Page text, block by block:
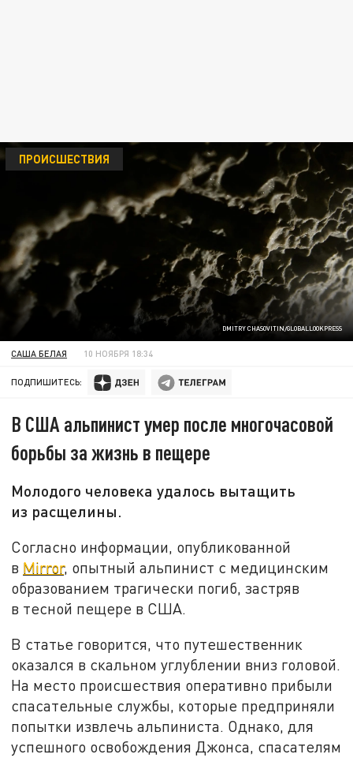
DMITRY CHASOVITIN/GLOBALLOOKPRESS
ПРОИСШЕСТВИЯ
САША БЕЛАЯ 10 НОЯБРЯ 18:34
ПОДПИШИТЕСЬ:
В США альпинист умер после многочасовой
борьбы за жизнь в пещере
Молодого человека удалось вытащить
из расщелины.
Согласно информации, опубликованной
в Mirror, опытный альпинист с медицинским
образованием трагически погиб, застряв
в тесной пещере в США.
В статье говорится, что путешественник
оказался в скальном углублении вниз головой.
На место происшествия оперативно прибыли
спасательные службы, которые предприняли
попытки извлечь альпиниста. Однако, для
успешного освобождения Джонса, спасателям